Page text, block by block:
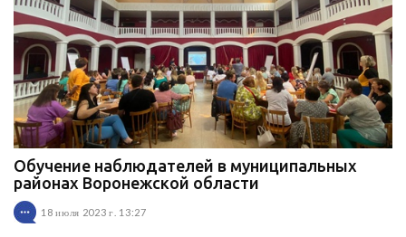
Обучение наблюдателей в муниципальных
районах Воронежской области
18 июля 2023 г. 13:27